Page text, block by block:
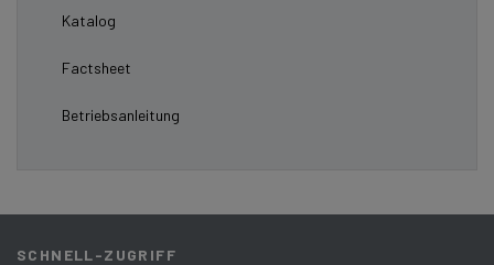
Katalog
Factsheet
Betriebsanleitung
SCHNELL-ZUGRIFF